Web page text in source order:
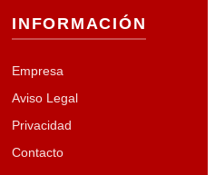
INFORMACIÓN
Empresa
Aviso Legal
Privacidad
Contacto